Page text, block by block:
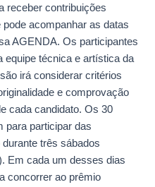
receber contribuições
acompanhar as datas
AGENDA. Os participantes
equipe técnica e artística da
irá considerar critérios
e comprovação
cada candidato. Os 30
para participar das
três sábados
Em cada um desses dias
concorrer ao prêmio